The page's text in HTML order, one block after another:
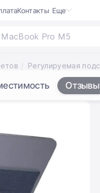
Контакты Еще
MacBook Pro M5
Отзывы